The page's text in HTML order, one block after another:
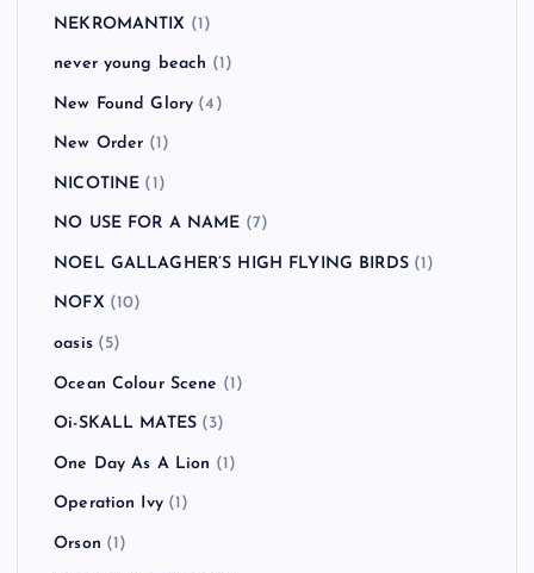
NEKROMANTIX (1)
never young beach (1)
New Found Glory (4)
New Order (1)
NICOTINE (1)
NO USE FOR A NAME (7)
NOEL GALLAGHER’S HIGH FLYING BIRDS(1)
NOFX (10)
oasis(5)
Ocean Colour Scene (1)
Oi-SKALL MATES (3)
One Day As A Lion (1)
Operation Ivy(1)
Orson (1)